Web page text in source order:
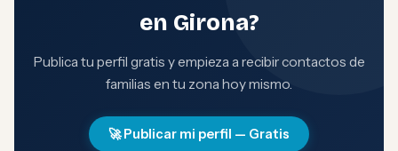
en Girona?
Publica tu perfil gratis y empieza a recibir contactos de
familias en tu zona hoy mismo.
🚀 Publicar mi perfil — Gratis